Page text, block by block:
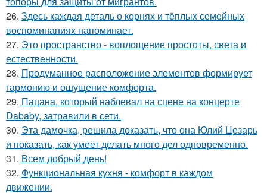
26. Здесь каждая деталь о корнях и тёплых семейных
воспоминаниях напоминает.
27. Это пространство - воплощение простоты, света и
естественности.
28. Продуманное расположение элементов формирует
гармонию и ощущение комфорта.
29. Пацана, который наблевал на сцене на концерте
Dababy, затравили в сети.
30. Эта дамочка, решила доказать, что она Юлий Цезарь
и показать, как умеет делать много дел одновременно.
31. Всем добрый день!
32. Функциональная кухня - комфорт в каждом
движении.